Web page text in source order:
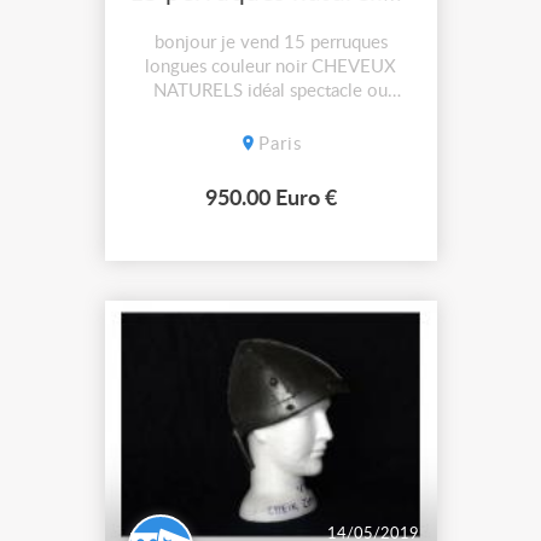
bonjour je vend 15 perruques
longues couleur noir CHEVEUX
NATURELS idéal spectacle ou
Paris
950.00 Euro €
14/05/2019